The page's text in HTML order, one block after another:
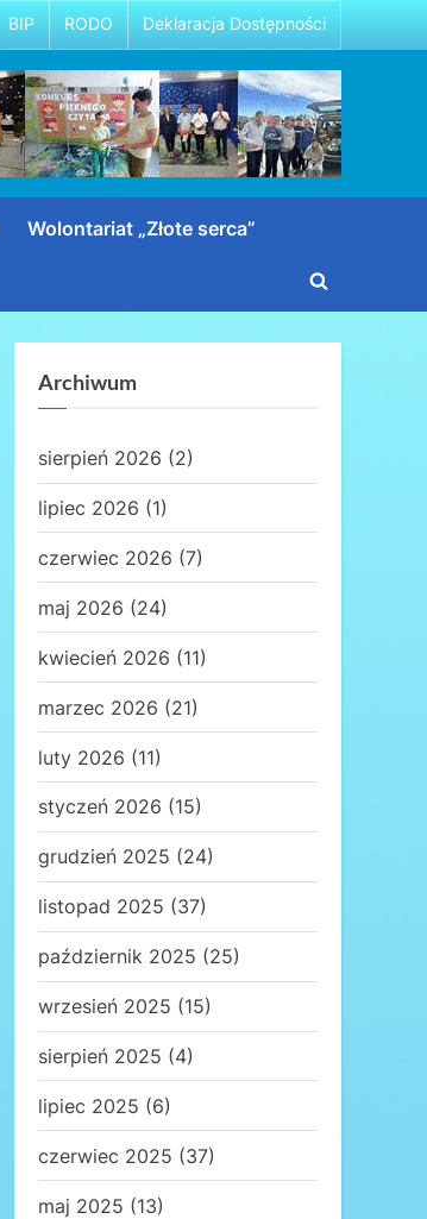
BIP RODO Deklaracja Dostępności
Wolontariat „Złote serca”
Toggle
Archiwum
sierpień 2026 (2)
lipiec 2026 (1)
czerwiec 2026 (7)
maj 2026 (24)
kwiecień 2026 (11)
marzec 2026 (21)
luty 2026 (11)
styczeń 2026 (15)
grudzień 2025 (24)
listopad 2025 (37)
październik 2025 (25)
wrzesień 2025 (15)
sierpień 2025 (4)
lipiec 2025 (6)
czerwiec 2025 (37)
maj 2025 (13)